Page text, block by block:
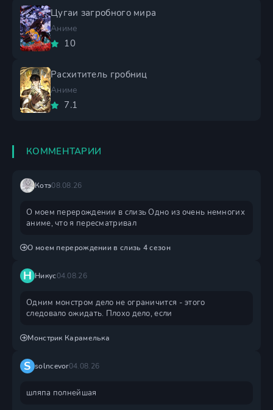
Цугаи загробного мира
Аниме
10
Расхититель гробниц
Аниме
7.1
КОММЕНТАРИИ
Котэ08.08.26
О моем перерождении в слизь Одно из очень немногих
аниме, что я пересматривал
О моем перерождении в слизь 4 сезон
Н Никус04.08.26
Одним монстром дело не ограничится - этого
следовало ожидать. Плохо дело, если
Монстрик Карамелька
S solncevor04.08.26
шляпа полнейшая